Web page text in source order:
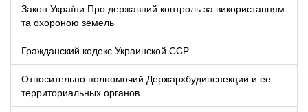
Закон України Про державний контроль за використанням
та охороною земель
Гражданский кодекс Украинской ССР
Относительно полномочий Держархбудинспекции и ее
территориальных органов